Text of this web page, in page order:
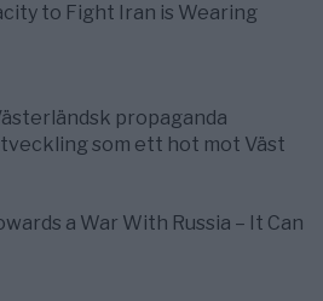
to Fight Iran is Wearing
propaganda
som ett hot mot Väst
a War With Russia – It Can